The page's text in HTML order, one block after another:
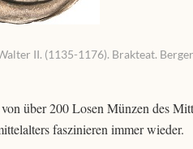
II. (1135-1176). Brakteat.
über 200 Losen Münzen des
faszinieren immer wieder.